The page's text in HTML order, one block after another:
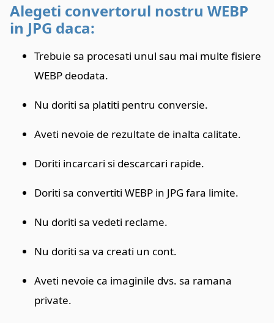
Alegeti convertorul nostru WEBP
in JPG daca:
Trebuie sa procesati unul sau mai multe fisiere
WEBP deodata.
Nu doriti sa platiti pentru conversie.
Aveti nevoie de rezultate de inalta calitate.
Doriti incarcari si descarcari rapide.
Doriti sa convertiti WEBP in JPG fara limite.
Nu doriti sa vedeti reclame.
Nu doriti sa va creati un cont.
Aveti nevoie ca imaginile dvs. sa ramana
private.